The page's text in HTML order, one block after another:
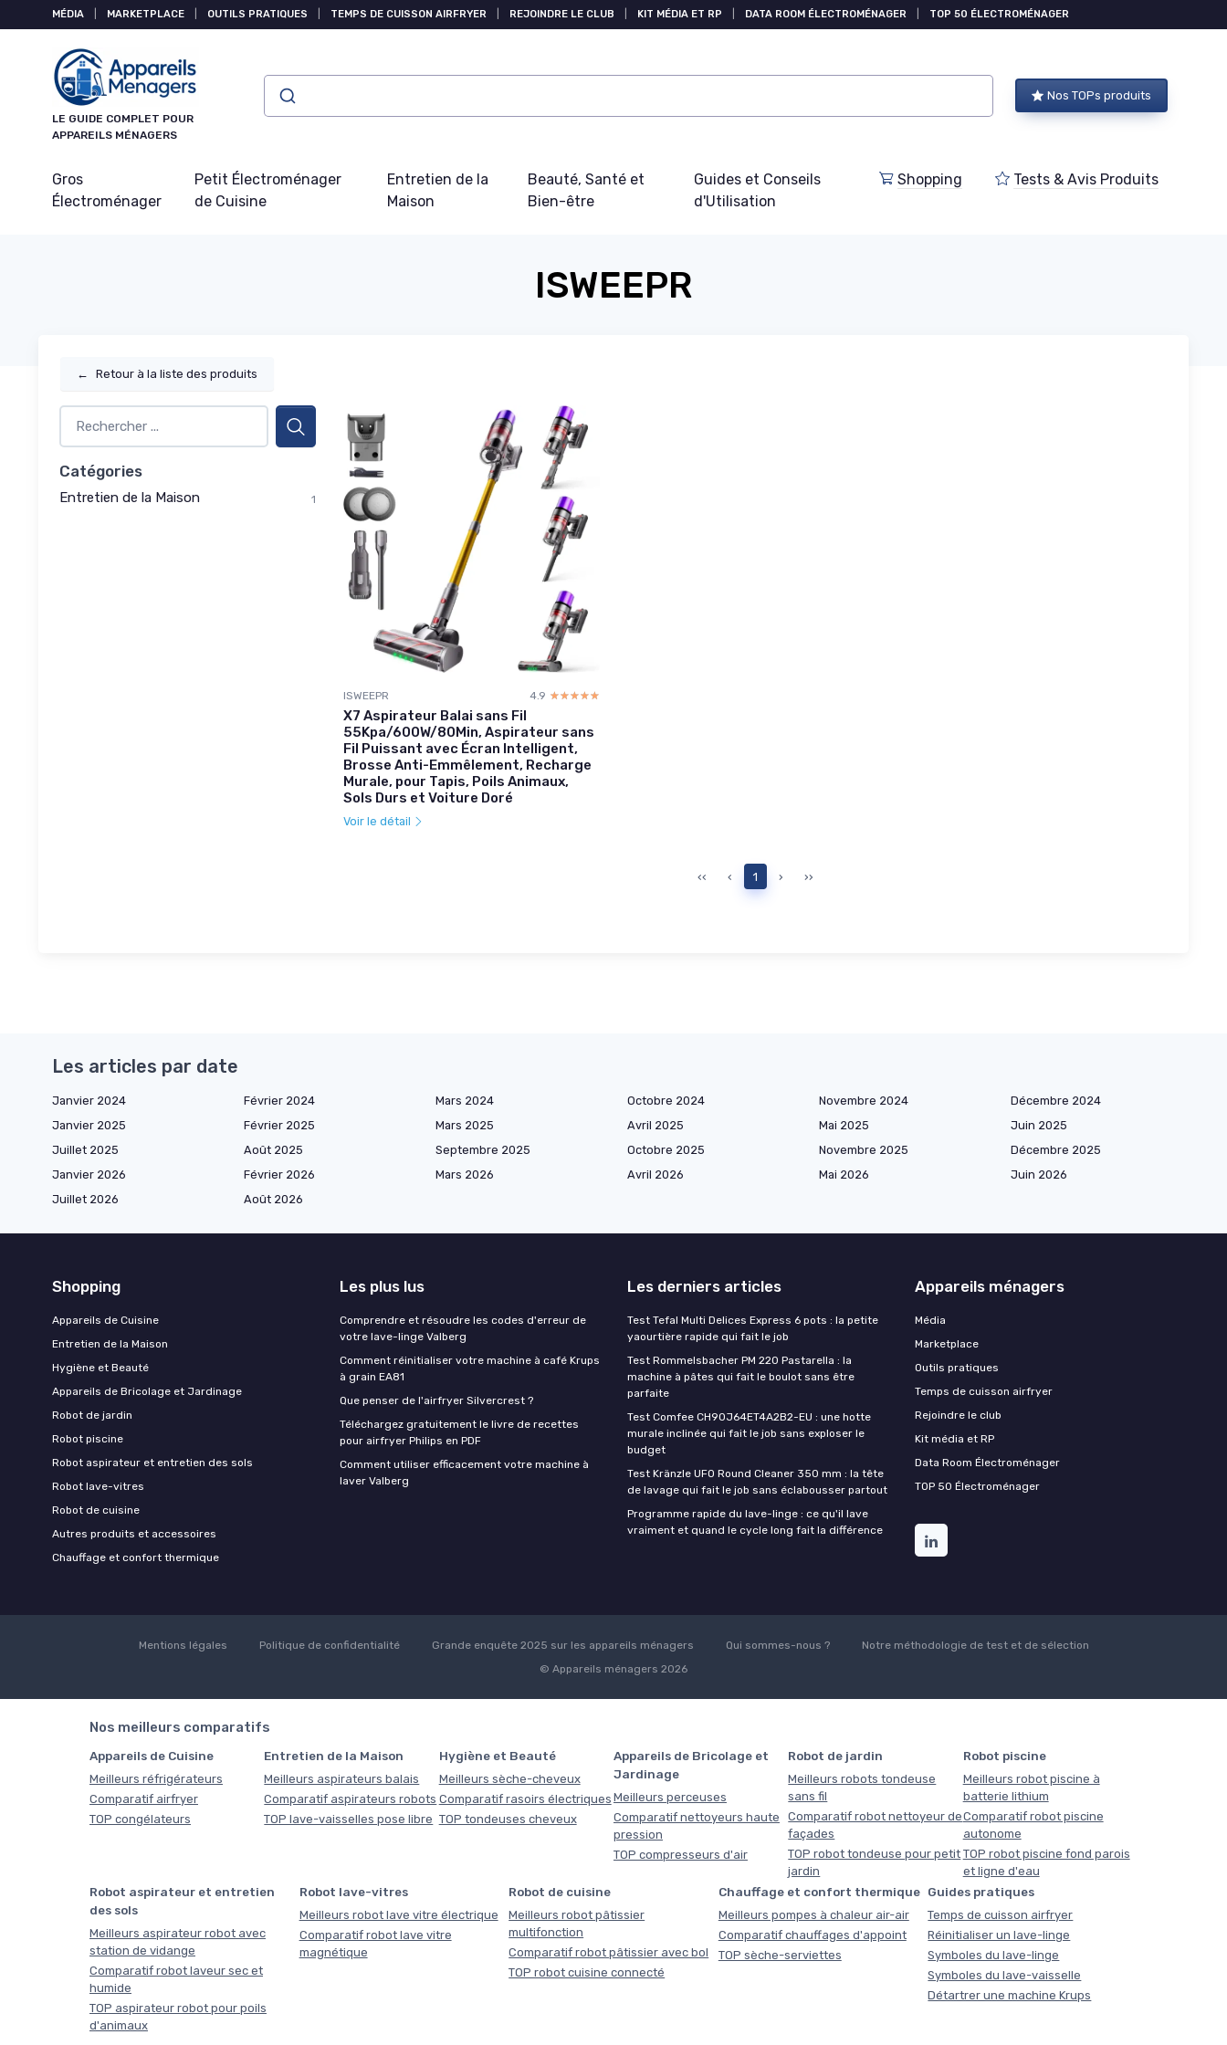
MÉDIA MARKETPLACE OUTILS PRATIQUES TEMPS DE CUISSON AIRFRYER REJOINDRE LE CLUB KIT MÉDIA ET RP DATA ROOM ÉLECTROMÉNAGER TOP 50 ÉLECTROMÉNAGER
LE GUIDE COMPLET POUR
APPAREILS MÉNAGERS
Nos TOPs produits
Gros
Électroménager
Petit Électroménager
de Cuisine
Entretien de la
Maison
Beauté, Santé et
Bien-être
Guides et Conseils
d'Utilisation
Shopping Tests & Avis Produits
ISWEEPR
← Retour à la liste des produits
Catégories
Entretien de la Maison 1
ISWEEPR 4.9 ☆☆☆☆☆
★★★★★
X7 Aspirateur Balai sans Fil
55Kpa/600W/80Min, Aspirateur sans
Fil Puissant avec Écran Intelligent,
Brosse Anti-Emmêlement, Recharge
Murale, pour Tapis, Poils Animaux,
Sols Durs et Voiture Doré
Voir le détail
‹‹ ‹ 1 › ››
Les articles par date
Janvier 2024 Février 2024 Mars 2024 Octobre 2024 Novembre 2024
Décembre 2024
Janvier 2025
Février 2025 Mars 2025 Avril 2025 Mai 2025
Juin 2025
Juillet 2025
Août 2025 Septembre 2025 Octobre 2025 Novembre 2025
Décembre 2025
Janvier 2026
Février 2026 Mars 2026 Avril 2026 Mai 2026
Juin 2026
Juillet 2026
Août 2026
Shopping
Appareils de Cuisine
Entretien de la Maison
Hygiène et Beauté
Appareils de Bricolage et Jardinage
Robot de jardin
Robot piscine
Robot aspirateur et entretien des sols
Robot lave-vitres
Robot de cuisine
Autres produits et accessoires
Chauffage et confort thermique
Les plus lus
Comprendre et résoudre les codes d'erreur de
votre lave-linge Valberg
Comment réinitialiser votre machine à café Krups
à grain EA81
Que penser de l'airfryer Silvercrest ?
Téléchargez gratuitement le livre de recettes
pour airfryer Philips en PDF
Comment utiliser efficacement votre machine à
laver Valberg
Les derniers articles
Test Tefal Multi Delices Express 6 pots : la petite
yaourtière rapide qui fait le job
Test Rommelsbacher PM 220 Pastarella : la
machine à pâtes qui fait le boulot sans être
parfaite
Test Comfee CH90J64ET4A2B2-EU : une hotte
murale inclinée qui fait le job sans exploser le
budget
Test Kränzle UFO Round Cleaner 350 mm : la tête
de lavage qui fait le job sans éclabousser partout
Programme rapide du lave-linge : ce qu'il lave
vraiment et quand le cycle long fait la différence
Appareils ménagers
Média
Marketplace
Outils pratiques
Temps de cuisson airfryer
Rejoindre le club
Kit média et RP
Data Room Électroménager
TOP 50 Électroménager
Mentions légales Politique de confidentialité Grande enquête 2025 sur les appareils ménagers Qui sommes-nous ?
Notre méthodologie de test et de sélection
© Appareils ménagers 2026
Nos meilleurs comparatifs
Appareils de Cuisine
Meilleurs réfrigérateurs
Comparatif airfryer
TOP congélateurs
Entretien de la Maison
Meilleurs aspirateurs balais
Comparatif aspirateurs robots
TOP lave-vaisselles pose libre
Hygiène et Beauté
Meilleurs sèche-cheveux
Comparatif rasoirs électriques
TOP tondeuses cheveux
Appareils de Bricolage et
Jardinage
Meilleurs perceuses
Comparatif nettoyeurs haute
pression
TOP compresseurs d'air
Robot de jardin
Meilleurs robots tondeuse
sans fil
Comparatif robot nettoyeur de
façades
TOP robot tondeuse pour petit
jardin
Robot piscine
Meilleurs robot piscine à
batterie lithium
Comparatif robot piscine
autonome
TOP robot piscine fond parois
et ligne d'eau
Robot aspirateur et entretien
des sols
Meilleurs aspirateur robot avec
station de vidange
Comparatif robot laveur sec et
humide
TOP aspirateur robot pour poils
d'animaux
Robot lave-vitres
Meilleurs robot lave vitre électrique
Comparatif robot lave vitre
magnétique
Robot de cuisine
Meilleurs robot pâtissier
multifonction
Comparatif robot pâtissier avec bol
TOP robot cuisine connecté
Chauffage et confort thermique
Meilleurs pompes à chaleur air-air
Comparatif chauffages d'appoint
TOP sèche-serviettes
Guides pratiques
Temps de cuisson airfryer
Réinitialiser un lave-linge
Symboles du lave-linge
Symboles du lave-vaisselle
Détartrer une machine Krups
Panneau de gestion des cookies